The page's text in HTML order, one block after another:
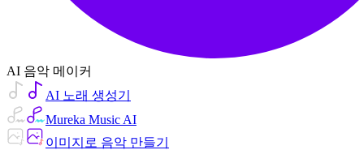
AI 음악 메이커
AI 노래 생성기
Mureka Music AI
이미지로 음악 만들기